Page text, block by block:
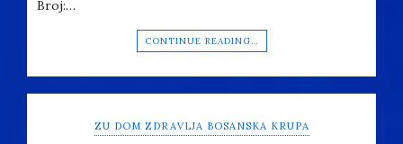
Broj:…
CONTINUE READING…
ZU DOM ZDRAVLJA BOSANSKA KRUPA